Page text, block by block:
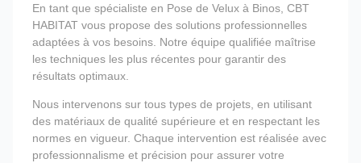
En tant que spécialiste en Pose de Velux à Binos, CBT
HABITAT vous propose des solutions professionnelles
adaptées à vos besoins. Notre équipe qualifiée maîtrise
les techniques les plus récentes pour garantir des
résultats optimaux.
Nous intervenons sur tous types de projets, en utilisant
des matériaux de qualité supérieure et en respectant les
normes en vigueur. Chaque intervention est réalisée avec
professionnalisme et précision pour assurer votre